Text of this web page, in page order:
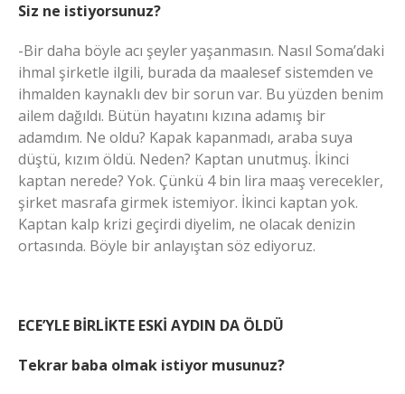
Siz ne istiyorsunuz?
-Bir daha böyle acı şeyler yaşanmasın. Nasıl Soma’daki
ihmal şirketle ilgili, burada da maalesef sistemden ve
ihmalden kaynaklı dev bir sorun var. Bu yüzden benim
ailem dağıldı. Bütün hayatını kızına adamış bir
adamdım. Ne oldu? Kapak kapanmadı, araba suya
düştü, kızım öldü. Neden? Kaptan unutmuş. İkinci
kaptan nerede? Yok. Çünkü 4 bin lira maaş verecekler,
şirket masrafa girmek istemiyor. İkinci kaptan yok.
Kaptan kalp krizi geçirdi diyelim, ne olacak denizin
ortasında. Böyle bir anlayıştan söz ediyoruz.
ECE’YLE BİRLİKTE ESKİ AYDIN DA ÖLDÜ
Tekrar baba olmak istiyor musunuz?